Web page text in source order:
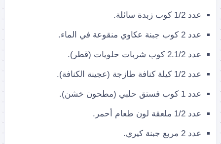
عدد 1/2 كوب زبدة سائلة.
عدد 2 كوب جبنة عكاوي منقوعة في الماء.
عدد 2.1/2 كوب شربات حلويات (قطر).
عدد 1/2 كيلة كنافة طازجة (عجينة الكنافة).
عدد 1 كوب فستق حلبي (مطحون خشن).
عدد 1/2 ملعقة لون طعام أحمر.
عدد 2 مربع جبنة كيري.